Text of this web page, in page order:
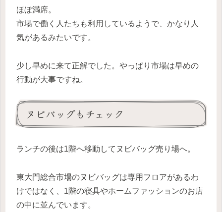
ほぼ満席。
市場で働く人たちも利用しているようで、かなり人
気があるみたいです。
少し早めに来て正解でした。やっぱり市場は早めの
行動が大事ですね。
ヌビバッグもチェック
ランチの後は1階へ移動してヌビバッグ売り場へ。
東大門総合市場のヌビバッグは専用フロアがあるわ
けではなく、1階の寝具やホームファッションのお店
の中に並んでいます。